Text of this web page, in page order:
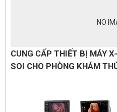
NO
CUNG CẤP THIẾT BỊ MÁY
SOI CHO PHÒNG KHÁM